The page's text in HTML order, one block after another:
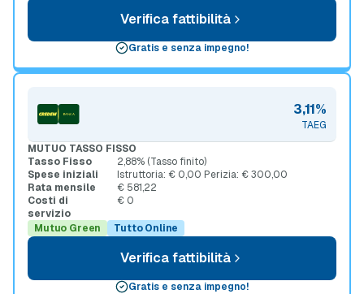
Verifica fattibilità
Gratis e senza impegno!
3,11%
TAEG
MUTUO TASSO FISSO
Tasso Fisso
2,88% (Tasso finito)
Spese iniziali
Istruttoria: € 0,00 Perizia: € 300,00
Rata mensile
€ 581,22
Costi di
servizio
€ 0
Mutuo Green Tutto Online
Verifica fattibilità
Gratis e senza impegno!